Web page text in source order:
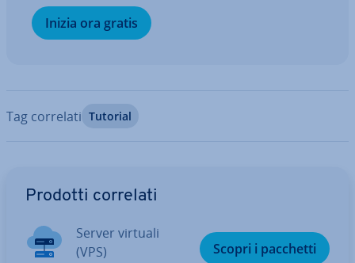
Inizia ora gratis
Tag correlati Tutorial
Prodotti correlati
Server virtuali
(VPS)
Scopri i pacchetti